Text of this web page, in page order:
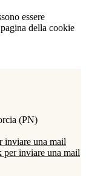
essere
della cookie
(PN)
inviare una mail
per inviare una mail